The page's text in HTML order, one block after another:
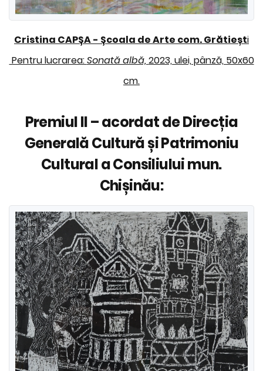
Cristina CAPȘA- Școala de Arte com. Grătiești
Pentru lucrarea:Sonată albă, 2023, ulei, pânză, 50x60
cm.
Premiul II – acordat de Direcția
Generală Cultură și Patrimoniu
Cultural a Consiliului mun.
Chișinău: